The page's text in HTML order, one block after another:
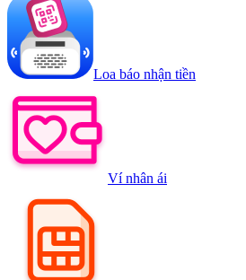
Loa báo nhận tiền
Ví nhân ái